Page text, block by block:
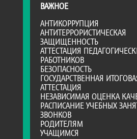
ВАЖНОЕ
АНТИКОРРУПЦИЯ
АНТИТЕРРОРИСТИЧЕСКАЯ
ЗАЩИЩЕННОСТЬ
АТТЕСТАЦИЯ
РАБОТНИКОВ
БЕЗОПАСНОСТЬ
ГОСУДАРСТВЕННАЯ
АТТЕСТАЦИЯ
НЕЗАВИСИМАЯ ОЦЕНКА
РАСПИСАНИЕ УЧЕБНЫХ
ЗВОНКОВ
РОДИТЕЛЯМ
УЧАЩИМСЯ